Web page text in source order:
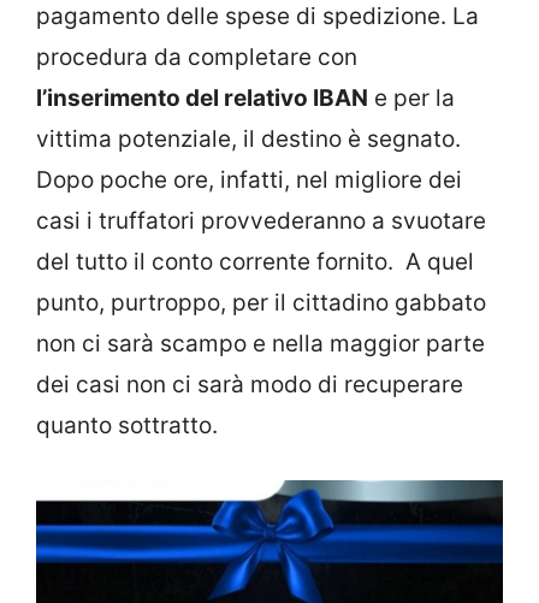
pagamento delle spese di spedizione. La
procedura da completare con
l’inserimento del relativo IBAN e per la
vittima potenziale, il destino è segnato.
Dopo poche ore, infatti, nel migliore dei
casi i truffatori provvederanno a svuotare
del tutto il conto corrente fornito. A quel
punto, purtroppo, per il cittadino gabbato
non ci sarà scampo e nella maggior parte
dei casi non ci sarà modo di recuperare
quanto sottratto.